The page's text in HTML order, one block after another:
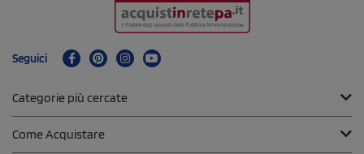
Seguici
Categorie più cercate
Come Acquistare